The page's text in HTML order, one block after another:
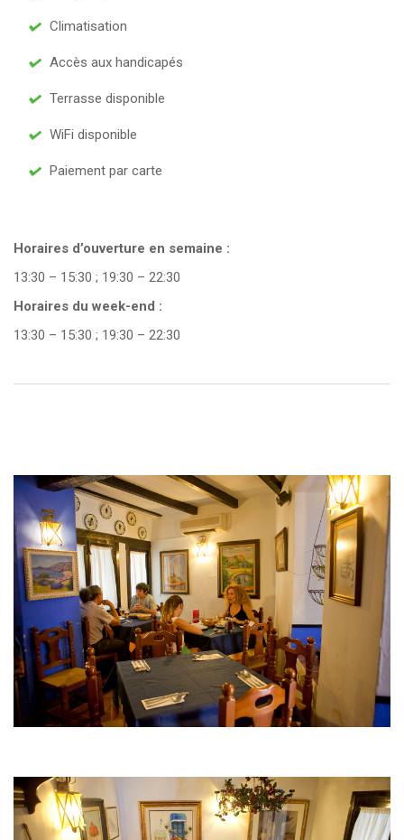
Climatisation
Accès aux handicapés
Terrasse disponible
WiFi disponible
Paiement par carte
Horaires d’ouverture en semaine :
13:30 – 15:30 ; 19:30 – 22:30
Horaires du week-end :
13:30 – 15:30 ; 19:30 – 22:30